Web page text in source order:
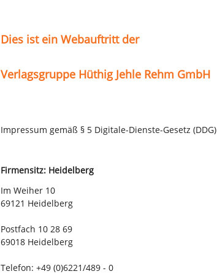
Dies ist ein Webauftritt der
Verlagsgruppe Hüthig Jehle Rehm GmbH
Impressum gemäß § 5 Digitale-Dienste-Gesetz (DDG)
Firmensitz: Heidelberg
Im Weiher 10
69121 Heidelberg
Postfach 10 28 69
69018 Heidelberg
Telefon: +49 (0)6221/489 - 0